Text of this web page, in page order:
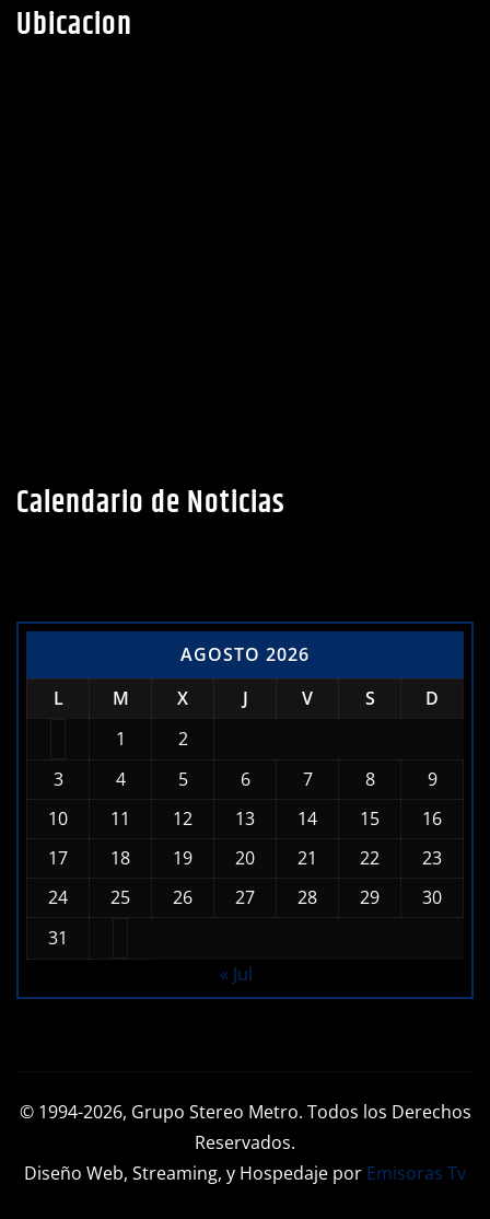
Ubicacion
Calendario de Noticias
AGOSTO 2026
L
M X J V S
D
1
2
3
4 5 6 7 8
9
10
11 12 13 14 15
16
17
18 19 20 21 22
23
24
25 26 27 28 29
30
31
« Jul
© 1994-2026, Grupo Stereo Metro. Todos los Derechos
Reservados.
Diseño Web, Streaming, y Hospedaje por Emisoras Tv